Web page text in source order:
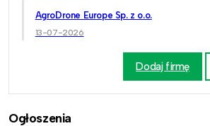
AgroDrone Europe Sp. z o.o.
13-07-2026
Dodaj firmę
Ogłoszenia